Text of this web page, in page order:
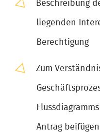
Beschreibung
liegenden
Berechtigung
Zum
Antrag